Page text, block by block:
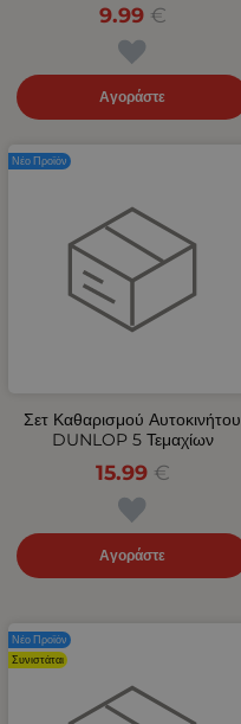
9.99 €
Αγοράστε
Σετ Καθαρισμού Αυτοκινήτου
DUNLOP 5 Τεμαχίων
15.99 €
Αγοράστε
Νέο Προϊόν
Νέο Προϊόν
Συνιστάται